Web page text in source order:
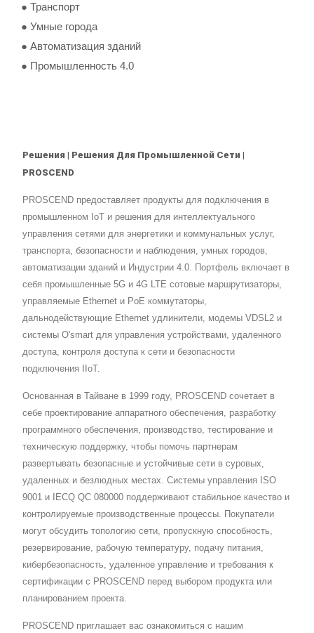
● Транспорт
● Умные города
● Автоматизация зданий
● Промышленность 4.0
Решения | Решения Для Промышленной Сети |
PROSCEND
PROSCEND предоставляет продукты для подключения в
промышленном IoT и решения для интеллектуального
управления сетями для энергетики и коммунальных услуг,
транспорта, безопасности и наблюдения, умных городов,
автоматизации зданий и Индустрии 4.0. Портфель включает в
себя промышленные 5G и 4G LTE сотовые маршрутизаторы,
управляемые Ethernet и PoE коммутаторы,
дальнодействующие Ethernet удлинители, модемы VDSL2 и
системы O'smart для управления устройствами, удаленного
доступа, контроля доступа к сети и безопасности
подключения IIoT.
Основанная в Тайване в 1999 году, PROSCEND сочетает в
себе проектирование аппаратного обеспечения, разработку
программного обеспечения, производство, тестирование и
техническую поддержку, чтобы помочь партнерам
развертывать безопасные и устойчивые сети в суровых,
удаленных и безлюдных местах. Системы управления ISO
9001 и IECQ QC 080000 поддерживают стабильное качество и
контролируемые производственные процессы. Покупатели
могут обсудить топологию сети, пропускную способность,
резервирование, рабочую температуру, подачу питания,
кибербезопасность, удаленное управление и требования к
сертификации с PROSCEND перед выбором продукта или
планированием проекта.
PROSCEND приглашает вас ознакомиться с нашим